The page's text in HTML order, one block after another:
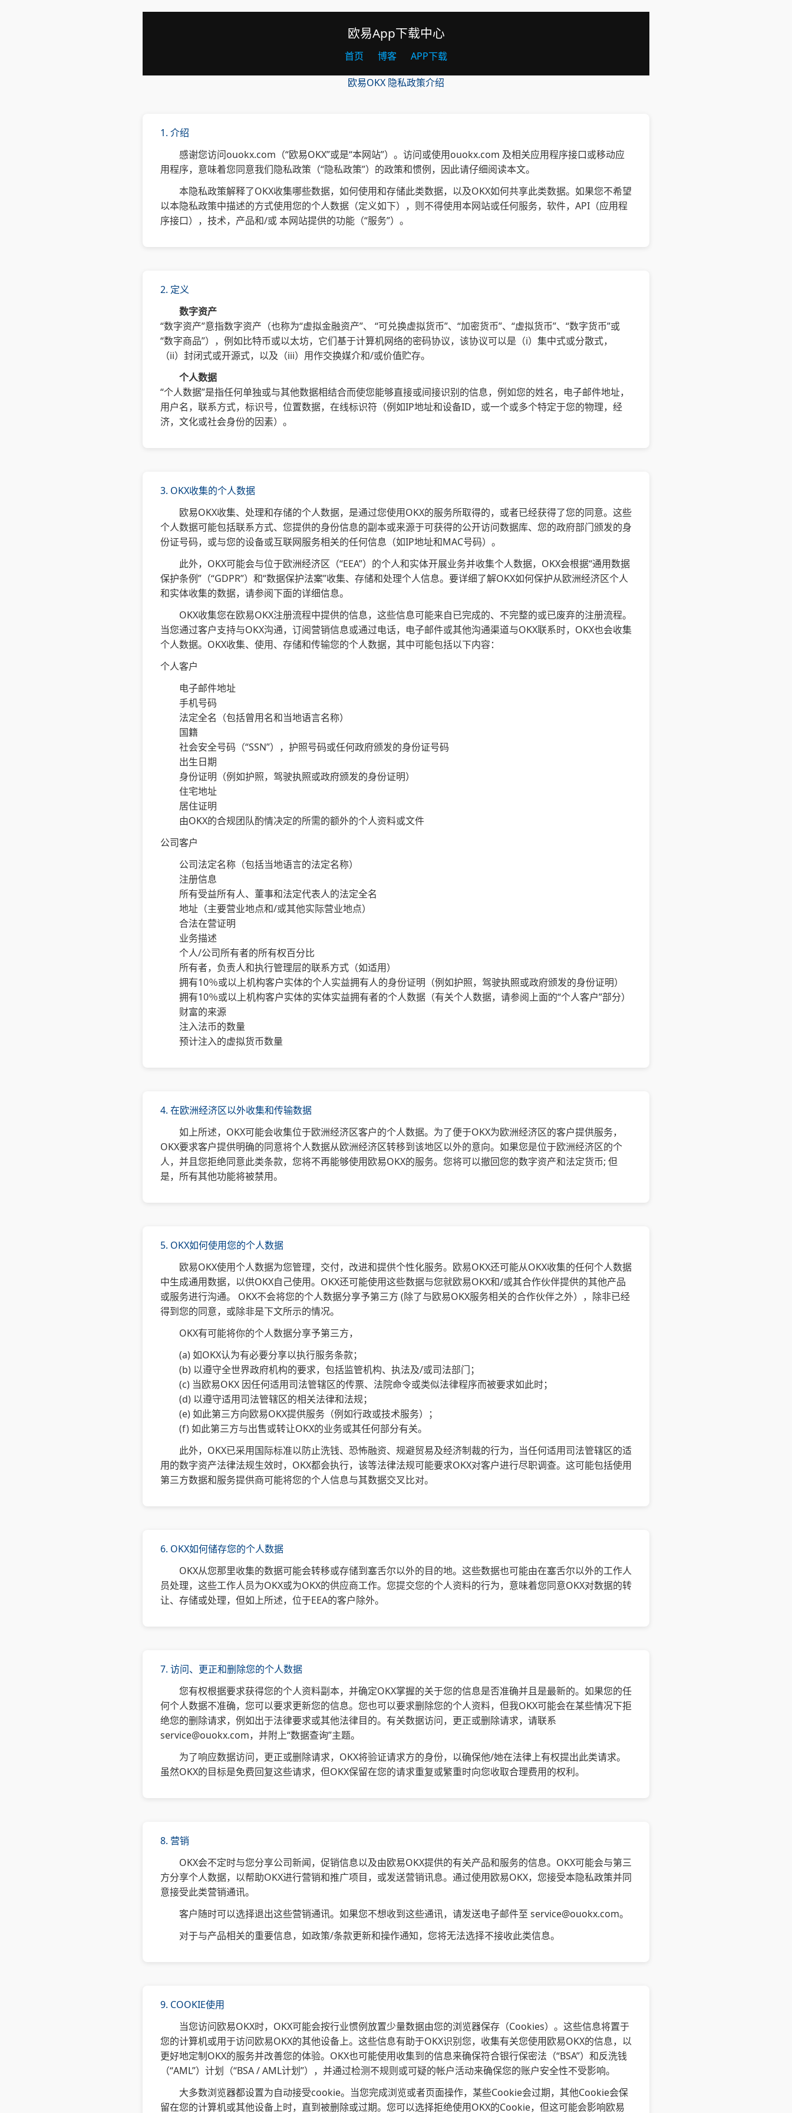
欧易App下载中心
首页 博客 APP下载
欧易OKX 隐私政策介绍
1. 介绍
感谢您访问ouokx.com（“欧易OKX”或是“本网站”）。访问或使用ouokx.com 及相关应用程序接口或移动应
用程序，意味着您同意我们隐私政策（“隐私政策”）的政策和惯例，因此请仔细阅读本文。
本隐私政策解释了OKX收集哪些数据，如何使用和存储此类数据，以及OKX如何共享此类数据。如果您不希望
以本隐私政策中描述的方式使用您的个人数据（定义如下），则不得使用本网站或任何服务，软件，API（应用程
序接口），技术，产品和/或 本网站提供的功能（“服务”）。
2. 定义
数字资产
“数字资产”意指数字资产（也称为“虚拟金融资产”、 “可兑换虚拟货币”、“加密货币”、“虚拟货币”、“数字货币”或
“数字商品”），例如比特币或以太坊，它们基于计算机网络的密码协议，该协议可以是（i）集中式或分散式，
（ii）封闭式或开源式，以及（iii）用作交换媒介和/或价值贮存。
个人数据
“个人数据”是指任何单独或与其他数据相结合而使您能够直接或间接识别的信息，例如您的姓名，电子邮件地址，
用户名，联系方式，标识号，位置数据，在线标识符（例如IP地址和设备ID，或一个或多个特定于您的物理，经
济，文化或社会身份的因素）。
3. OKX收集的个人数据
欧易OKX收集、处理和存储的个人数据，是通过您使用OKX的服务所取得的，或者已经获得了您的同意。这些
个人数据可能包括联系方式、您提供的身份信息的副本或来源于可获得的公开访问数据库、您的政府部门颁发的身
份证号码，或与您的设备或互联网服务相关的任何信息（如IP地址和MAC号码）。
此外，OKX可能会与位于欧洲经济区（“EEA”）的个人和实体开展业务并收集个人数据，OKX会根据“通用数据
保护条例”（“GDPR”）和“数据保护法案”收集、存储和处理个人信息。要详细了解OKX如何保护从欧洲经济区个人
和实体收集的数据，请参阅下面的详细信息。
OKX收集您在欧易OKX注册流程中提供的信息，这些信息可能来自已完成的、不完整的或已废弃的注册流程。
当您通过客户支持与OKX沟通，订阅营销信息或通过电话，电子邮件或其他沟通渠道与OKX联系时，OKX也会收集
个人数据。OKX收集、使用、存储和传输您的个人数据，其中可能包括以下内容：
个人客户
电子邮件地址
手机号码
法定全名（包括曾用名和当地语言名称）
国籍
社会安全号码（“SSN”），护照号码或任何政府颁发的身份证号码
出生日期
身份证明（例如护照，驾驶执照或政府颁发的身份证明）
住宅地址
居住证明
由OKX的合规团队酌情决定的所需的额外的个人资料或文件
公司客户
公司法定名称（包括当地语言的法定名称）
注册信息
所有受益所有人、董事和法定代表人的法定全名
地址（主要营业地点和/或其他实际营业地点）
合法在营证明
业务描述
个人/公司所有者的所有权百分比
所有者，负责人和执行管理层的联系方式（如适用）
拥有10％或以上机构客户实体的个人实益拥有人的身份证明（例如护照，驾驶执照或政府颁发的身份证明）
拥有10％或以上机构客户实体的实体实益拥有者的个人数据（有关个人数据，请参阅上面的“个人客户”部分）
财富的来源
注入法币的数量
预计注入的虚拟货币数量
4. 在欧洲经济区以外收集和传输数据
如上所述，OKX可能会收集位于欧洲经济区客户的个人数据。为了便于OKX为欧洲经济区的客户提供服务，
OKX要求客户提供明确的同意将个人数据从欧洲经济区转移到该地区以外的意向。如果您是位于欧洲经济区的个
人，并且您拒绝同意此类条款，您将不再能够使用欧易OKX的服务。您将可以撤回您的数字资产和法定货币; 但
是，所有其他功能将被禁用。
5. OKX如何使用您的个人数据
欧易OKX使用个人数据为您管理，交付，改进和提供个性化服务。欧易OKX还可能从OKX收集的任何个人数据
中生成通用数据，以供OKX自己使用。OKX还可能使用这些数据与您就欧易OKX和/或其合作伙伴提供的其他产品
或服务进行沟通。 OKX不会将您的个人数据分享予第三方 (除了与欧易OKX服务相关的合作伙伴之外），除非已经
得到您的同意，或除非是下文所示的情况。
OKX有可能将你的个人数据分享予第三方，
(a) 如OKX认为有必要分享以执行服务条款；
(b) 以遵守全世界政府机构的要求，包括监管机构、执法及/或司法部门；
(c) 当欧易OKX 因任何适用司法管辖区的传票、法院命令或类似法律程序而被要求如此时；
(d) 以遵守适用司法管辖区的相关法律和法规；
(e) 如此第三方向欧易OKX提供服务（例如行政或技术服务）；
(f) 如此第三方与出售或转让OKX的业务或其任何部分有关。
此外，OKX已采用国际标准以防止洗钱、恐怖融资、规避贸易及经济制裁的行为，当任何适用司法管辖区的适
用的数字资产法律法规生效时，OKX都会执行，该等法律法规可能要求OKX对客户进行尽职调查。这可能包括使用
第三方数据和服务提供商可能将您的个人信息与其数据交叉比对。
6. OKX如何储存您的个人数据
OKX从您那里收集的数据可能会转移或存储到塞舌尔以外的目的地。这些数据也可能由在塞舌尔以外的工作人
员处理，这些工作人员为OKX或为OKX的供应商工作。您提交您的个人资料的行为，意味着您同意OKX对数据的转
让、存储或处理，但如上所述，位于EEA的客户除外。
7. 访问、更正和删除您的个人数据
您有权根据要求获得您的个人资料副本，并确定OKX掌握的关于您的信息是否准确并且是最新的。如果您的任
何个人数据不准确，您可以要求更新您的信息。您也可以要求删除您的个人资料，但我OKX可能会在某些情况下拒
绝您的删除请求，例如出于法律要求或其他法律目的。有关数据访问，更正或删除请求，请联系
service@ouokx.com，并附上“数据查询”主题。
为了响应数据访问，更正或删除请求，OKX将验证请求方的身份，以确保他/她在法律上有权提出此类请求。
虽然OKX的目标是免费回复这些请求，但OKX保留在您的请求重复或繁重时向您收取合理费用的权利。
8. 营销
OKX会不定时与您分享公司新闻，促销信息以及由欧易OKX提供的有关产品和服务的信息。OKX可能会与第三
方分享个人数据，以帮助OKX进行营销和推广项目，或发送营销讯息。通过使用欧易OKX，您接受本隐私政策并同
意接受此类营销通讯。
客户随时可以选择退出这些营销通讯。如果您不想收到这些通讯，请发送电子邮件至 service@ouokx.com。
对于与产品相关的重要信息，如政策/条款更新和操作通知，您将无法选择不接收此类信息。
9. COOKIE使用
当您访问欧易OKX时，OKX可能会按行业惯例放置少量数据由您的浏览器保存（Cookies）。这些信息将置于
您的计算机或用于访问欧易OKX的其他设备上。这些信息有助于OKX识别您，收集有关您使用欧易OKX的信息，以
更好地定制OKX的服务并改善您的体验。OKX也可能使用收集到的信息来确保符合银行保密法（“BSA”）和反洗钱
（“AML”）计划（“BSA / AML计划”），并通过检测不规则或可疑的帐户活动来确保您的账户安全性不受影响。
大多数浏览器都设置为自动接受cookie。当您完成浏览或者页面操作，某些Cookie会过期，其他Cookie会保
留在您的计算机或其他设备上时，直到被删除或过期。您可以选择拒绝使用OKX的Cookie，但这可能会影响欧易